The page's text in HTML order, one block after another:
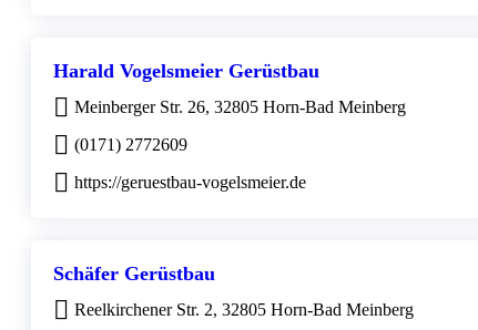
Harald Vogelsmeier Gerüstbau
Meinberger Str. 26, 32805 Horn-Bad Meinberg
(0171) 2772609
https://geruestbau-vogelsmeier.de
Schäfer Gerüstbau
Reelkirchener Str. 2, 32805 Horn-Bad Meinberg